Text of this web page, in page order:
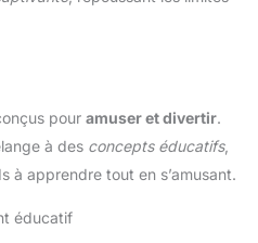
pour amuser et divertir.
à des concepts éducatifs,
à apprendre tout en s’amusant.
éducatif